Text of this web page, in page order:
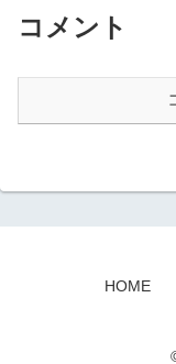
コメント
HOME